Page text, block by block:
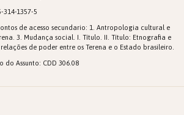
314-1357-5
de acesso secundario: 1. Antropologia cultural e
3. Mudança social. I. Título. II. Título: Etnografia e
de poder entre os Terena e o Estado brasileiro.
do Assunto: CDD 306.08